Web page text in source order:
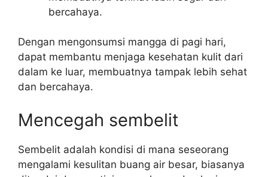
bercahaya.
Dengan mengonsumsi mangga di pagi hari,
dapat membantu menjaga kesehatan kulit dari
dalam ke luar, membuatnya tampak lebih sehat
dan bercahaya.
Mencegah sembelit
Sembelit adalah kondisi di mana seseorang
mengalami kesulitan buang air besar, biasanya